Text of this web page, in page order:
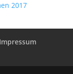
2017
Impressum